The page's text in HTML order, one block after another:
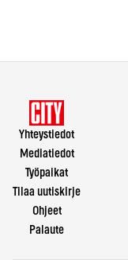
Yhteystiedot
Mediatiedot
Työpaikat
Tilaa uutiskirje
Ohjeet
Palaute